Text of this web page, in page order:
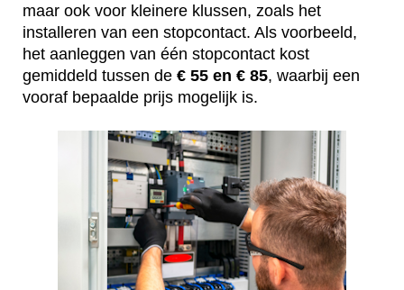
maar ook voor kleinere klussen, zoals het
installeren van een stopcontact. Als voorbeeld,
het aanleggen van één stopcontact kost
gemiddeld tussen de € 55 en € 85, waarbij een
vooraf bepaalde prijs mogelijk is.